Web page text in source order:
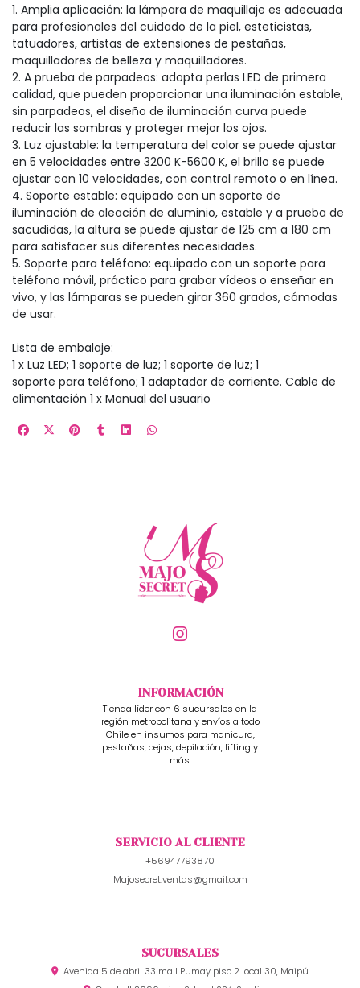
1. Amplia aplicación: la lámpara de maquillaje es adecuada
para profesionales del cuidado de la piel, esteticistas,
tatuadores, artistas de extensiones de pestañas,
maquilladores de belleza y maquilladores.
2. A prueba de parpadeos: adopta perlas LED de primera
calidad, que pueden proporcionar una iluminación estable,
sin parpadeos, el diseño de iluminación curva puede
reducir las sombras y proteger mejor los ojos.
3. Luz ajustable: la temperatura del color se puede ajustar
en 5 velocidades entre 3200 K-5600 K, el brillo se puede
ajustar con 10 velocidades, con control remoto o en línea.
4. Soporte estable: equipado con un soporte de
iluminación de aleación de aluminio, estable y a prueba de
sacudidas, la altura se puede ajustar de 125 cm a 180 cm
para satisfacer sus diferentes necesidades.
5. Soporte para teléfono: equipado con un soporte para
teléfono móvil, práctico para grabar vídeos o enseñar en
vivo, y las lámparas se pueden girar 360 grados, cómodas
de usar.
Lista de embalaje:
1 x Luz LED; 1 soporte de luz; 1 soporte de luz; 1
soporte para teléfono; 1 adaptador de corriente. Cable de
alimentación 1 x Manual del usuario
INFORMACIÓN
Tienda líder con 6 sucursales en la
región metropolitana y envíos a todo
Chile en insumos para manicura,
pestañas, cejas, depilación, lifting y
más.
SERVICIO AL CLIENTE
+56947793870
Majosecret.ventas@gmail.com
SUCURSALES
Avenida 5 de abril 33 mall Pumay piso 2 local 30, Maipú